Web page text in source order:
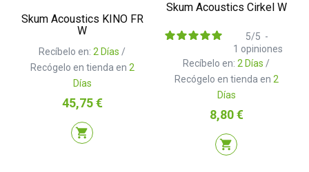
Skum Acoustics KINO FR
W
Recíbelo en: 2 Días /
Recógelo en tienda en 2
Días
Precio
45,75 €
shopping_cart
Skum Acoustics Cirkel W
Recíbelo en: 2 Días /
Recógelo en tienda en 2
Días
5/5 -
1 opiniones
Precio
8,80 €
shopping_cart